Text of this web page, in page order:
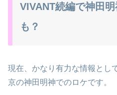
VIVANT続編で神田
も？
現在、かなり有力な情報とし
京の神田明神でのロケです。